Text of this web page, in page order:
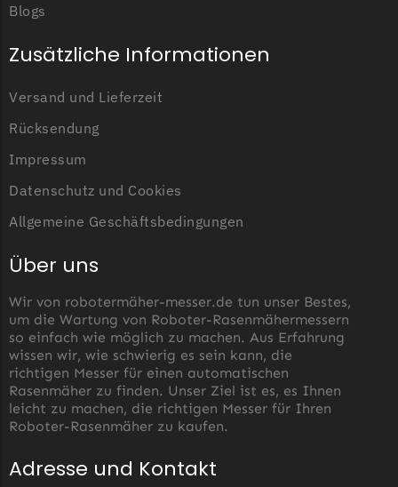
Blogs
Zusätzliche Informationen
Versand und Lieferzeit
Rücksendung
Impressum
Datenschutz und Cookies
Allgemeine Geschäftsbedingungen
Über uns
Wir von robotermäher-messer.de tun unser Bestes,
um die Wartung von Roboter-Rasenmähermessern
so einfach wie möglich zu machen. Aus Erfahrung
wissen wir, wie schwierig es sein kann, die
richtigen Messer für einen automatischen
Rasenmäher zu finden. Unser Ziel ist es, es Ihnen
leicht zu machen, die richtigen Messer für Ihren
Roboter-Rasenmäher zu kaufen.
Adresse und Kontakt